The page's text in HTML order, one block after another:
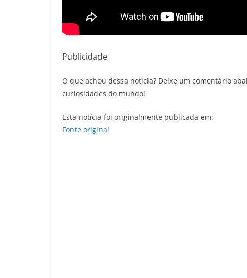
Publicidade
O que achou dessa notícia? Deixe um comentário
curiosidades do mundo!
Esta notícia foi originalmente publicada em:
Fonte original